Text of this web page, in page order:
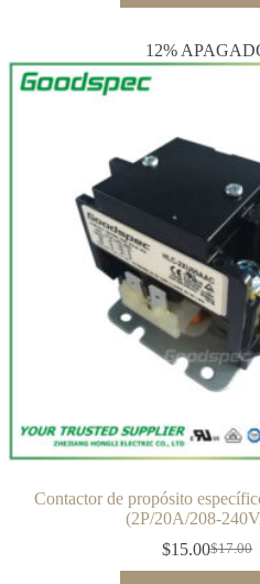
12%
Contactor de propósito
(2P/20A/208-
$17.00
$15.00